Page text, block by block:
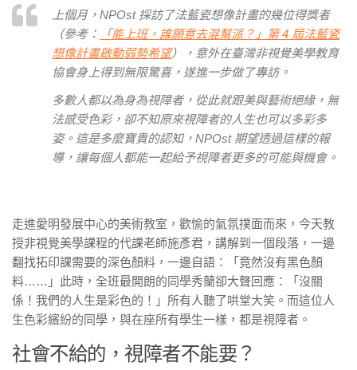
上個月，NPOst 採訪了法藍瓷想像計畫的幾位得獎者
（參考：
「能上班，誰願意去混幫派？」第 4 屆法藍瓷
想像計畫啟動弱勢希望），意外在臺灣非視覺美學教育
協會身上得到無限驚喜，遂進一步做了專訪。
多數人都以為身為視障者，從此就跟美與藝術絕緣，無
法感受色彩，卻不知原來視障者的人生也可以多彩多
姿。這是多麼寶貴的認知，NPOst 期望透過這樣的報
導，讓每個人都能一起給予視障者更多的可能與機會。
走進愛明發展中心的美術教室，歡愉的氣氛撲面而來，今天教
授非視覺美學課程的代課老師施彥君，講解到一個段落，一邊
翻找拓印課需要的深色顏料，一邊自語：「竟然沒有黑色顏
料……」此時，全班最開朗的同學秀蘭卻大聲回應：「沒關
係！我們的人生是彩色的！」所有人聽了哄堂大笑。而這位人
生色彩繽紛的同學，與在座所有學生一樣，都是視障者。
社會不給的，視障者不能要？